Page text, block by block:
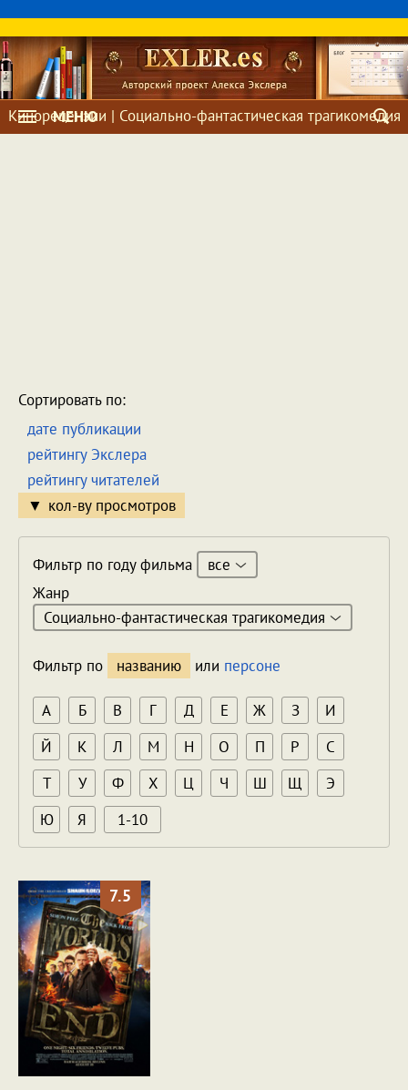
МЕНЮ
Кинорецензии | Социально-фантастическая трагикомедия
Сортировать по:
дате публикации
рейтингу Экслера
рейтингу читателей
кол-ву просмотров
Фильтр по году фильма
все
Жанр
Социально-фантастическая трагикомедия
Фильтр по названию или персоне
А Б В Г Д Е Ж З
И
Й
К Л М Н О П Р
С
Т
У Ф Х Ц Ч Ш Щ
Э
Ю
Я 1-10
7.5